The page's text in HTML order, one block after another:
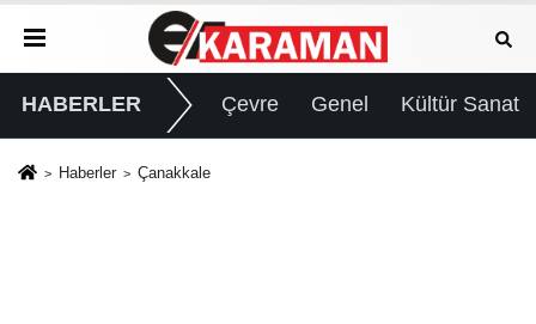
HABERLER Çevre Genel Kültür Sanat
Haberler Çanakkale